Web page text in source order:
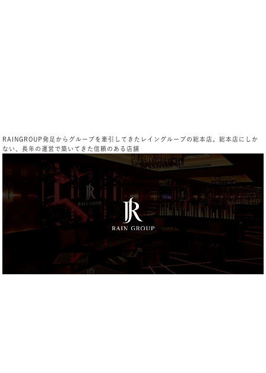
RAINGROUP発足からグループを牽引してきたレイングループの総本店。総本店にしか
ない、長年の運営で築いてきた信頼のある店舗